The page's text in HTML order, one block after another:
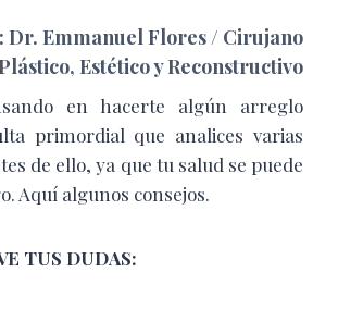
Dr. Emmanuel Flores / Cirujano
Estético y Reconstructivo
en hacerte algún arreglo
primordial que analices varias
de ello, ya que tu salud se puede
Aquí algunos consejos.
TUS DUDAS: